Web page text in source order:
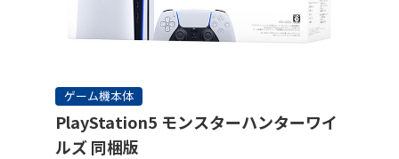
ゲーム機本体
PlayStation5 モンスターハンターワイ
ルズ 同梱版